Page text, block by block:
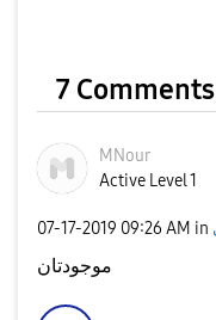
7 Comments
MNour
Active Level 1
‎07-17-2019 09:26 AM in
موجودتان